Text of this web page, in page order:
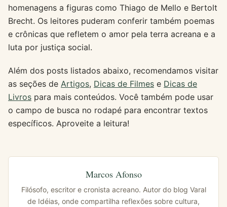
homenagens a figuras como Thiago de Mello e Bertolt
Brecht. Os leitores puderam conferir também poemas
e crônicas que refletem o amor pela terra acreana e a
luta por justiça social.
Além dos posts listados abaixo, recomendamos visitar
as seções de Artigos, Dicas de Filmes e Dicas de
Livros para mais conteúdos. Você também pode usar
o campo de busca no rodapé para encontrar textos
específicos. Aproveite a leitura!
Marcos Afonso
Filósofo, escritor e cronista acreano. Autor do blog Varal
de Idéias, onde compartilha reflexões sobre cultura,